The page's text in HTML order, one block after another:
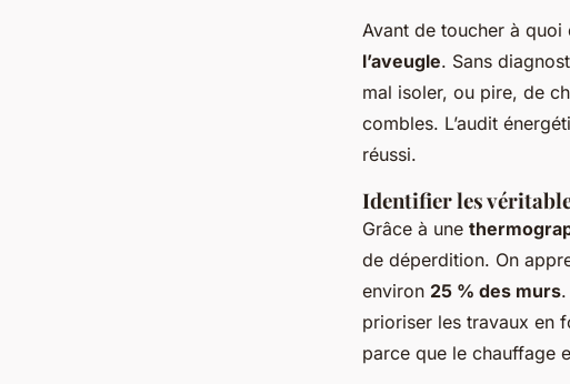
Avant de toucher à quoi
l’aveugle. Sans
mal isoler, ou pire, de
combles. L’audit
réussi.
Identifier les
Grâce à une
de déperdition. On
environ 25 % des murs
prioriser les travaux en
parce que le chauffage